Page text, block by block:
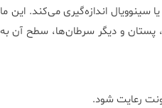
سینوویال اندازه‌گیری می‌کند. این
پستان و دیگر سرطان‌ها، سطح آن
رعایت شود.